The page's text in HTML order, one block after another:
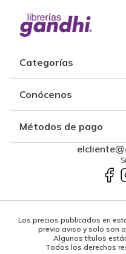
Categorías
Conócenos
Métodos de pago
Los precios publicados en
previo aviso y solo son
Algunos títulos
Todos los derechos